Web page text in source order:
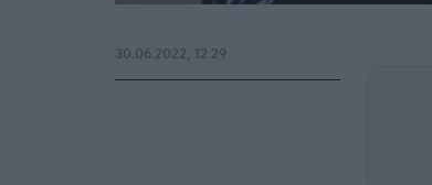
30.06.2022, 12:29